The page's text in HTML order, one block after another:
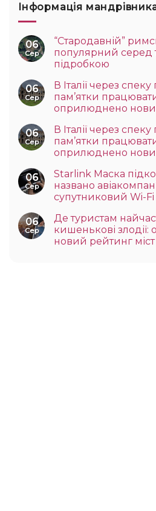
Інформація
06
Сер
“Стародавній”
популярний серед
підробкою
06
Сер
В Італії через
пам’ятки
оприлюднено
06
Сер
В Італії через
пам’ятки
оприлюднено
06
Сер
Starlink Маска
названо
супутниковий Wi-Fi
06
Сер
Де туристам
кишенькові
новий рейтинг міст